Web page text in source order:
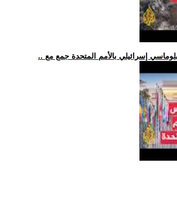
إسرائيلي بالأمم المتحدة جمع مع